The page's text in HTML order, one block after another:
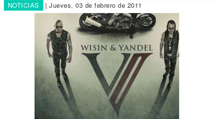
NOTICIAS | Jueves, 03 de febrero de 2011